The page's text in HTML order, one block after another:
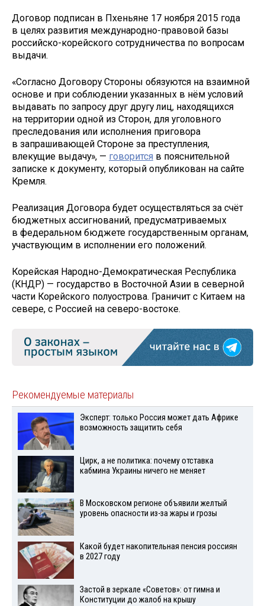
Договор подписан в Пхеньяне 17 ноября 2015 года
в целях развития международно-правовой базы
российско-корейского сотрудничества по вопросам
выдачи.
«Согласно Договору Стороны обязуются на взаимной
основе и при соблюдении указанных в нём условий
выдавать по запросу друг другу лиц, находящихся
на территории одной из Сторон, для уголовного
преследования или исполнения приговора
в запрашивающей Стороне за преступления,
влекущие выдачу», — говорится в пояснительной
записке к документу, который опубликован на сайте
Кремля.
Реализация Договора будет осуществляться за счёт
бюджетных ассигнований, предусматриваемых
в федеральном бюджете государственным органам,
участвующим в исполнении его положений.
Корейская Народно-Демократическая Республика
(КНДР) — государство в Восточной Азии в северной
части Корейского полуострова. Граничит с Китаем на
севере, с Россией на северо-востоке.
Рекомендуемые материалы
Эксперт: только Россия может дать Африке
возможность защитить себя
Цирк, а не политика: почему отставка
кабмина Украины ничего не меняет
В Московском регионе объявили желтый
уровень опасности из-за жары и грозы
Какой будет накопительная пенсия россиян
в 2027 году
Застой в зеркале «Советов»: от гимна и
Конституции до жалоб на крышу